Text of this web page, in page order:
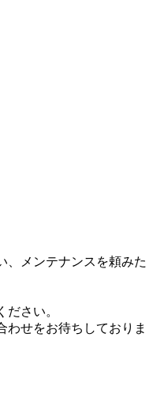
、メンテナンスを頼みた
さい。
わせをお待ちしておりま